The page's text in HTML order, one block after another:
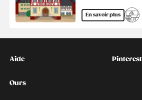
En savoir plus
Kontakt
Aide
Ours
Social
Pinterest